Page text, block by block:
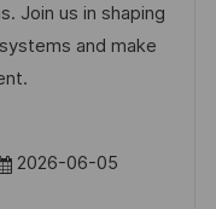
Join us in shaping
and make
2026-06-05